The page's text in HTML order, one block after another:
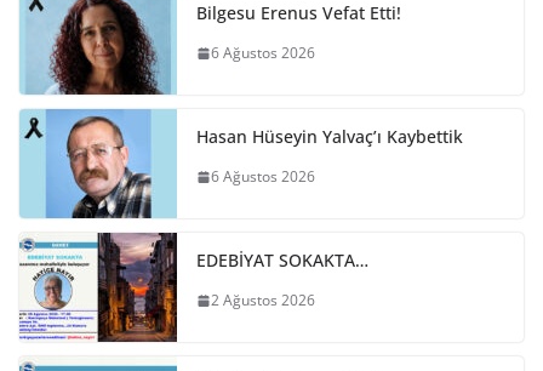
Bilgesu Erenus Vefat Etti!
6 Ağustos 2026
Hasan Hüseyin Yalvaç’ı Kaybettik
6 Ağustos 2026
EDEBİYAT SOKAKTA…
2 Ağustos 2026